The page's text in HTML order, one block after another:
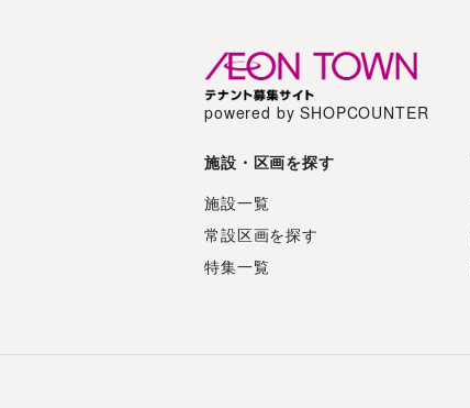
powered by SHOPCOUNTER
施設・区画を探す
施設一覧
常設区画を探す
特集一覧